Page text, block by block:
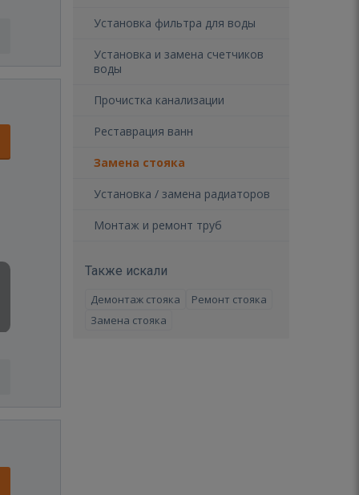
Установка фильтра для воды
Установка и замена счетчиков
воды
Прочистка канализации
Реставрация ванн
Замена стояка
Установка / замена радиаторов
Монтаж и ремонт труб
Также искали
Демонтаж стояка
Ремонт стояка
Замена стояка